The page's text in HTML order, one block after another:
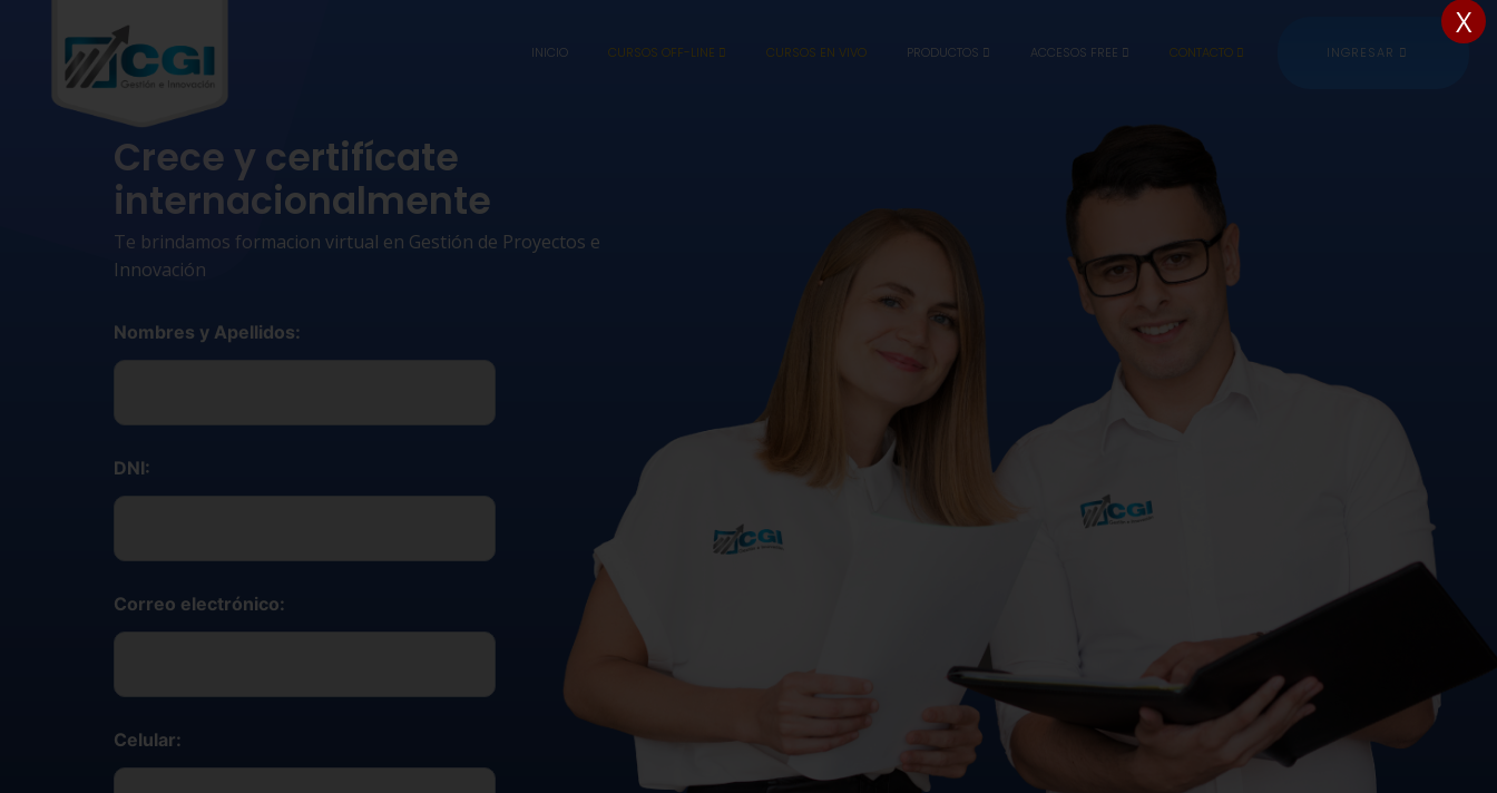
INICIO CURSOS OFF-LINE CURSOS EN VIVO PRODUCTOS ACCESOS FREE CONTACTO INGRESAR
X
Crece y certifícate
internacionalmente
Te brindamos formacion virtual en Gestión de Proyectos e
Innovación
Nombres y Apellidos:
DNI:
Correo electrónico:
Celular: